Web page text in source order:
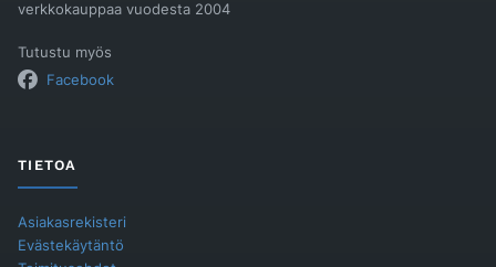
verkkokauppaa vuodesta 2004
Tutustu myös
Facebook
TIETOA
Asiakasrekisteri
Evästekäytäntö